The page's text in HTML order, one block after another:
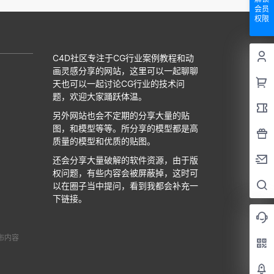
会员
权限
内容
C4D社区专注于CG行业案例教程和动
画灵感分享的网站，这里可以一起聊聊
天也可以一起讨论CG行业的技术问
题，欢迎大家踊跃体温。
另外网站也会不定期的分享大量的贴
图，和模型等等。所分享的模型都是高
质量的模型和优质的贴图。
还会分享大量破解的软件资源，由于版
权问题，有些内容会被屏蔽掉，这时可
以在圈子当中提问，看到我都会补充一
下链接。